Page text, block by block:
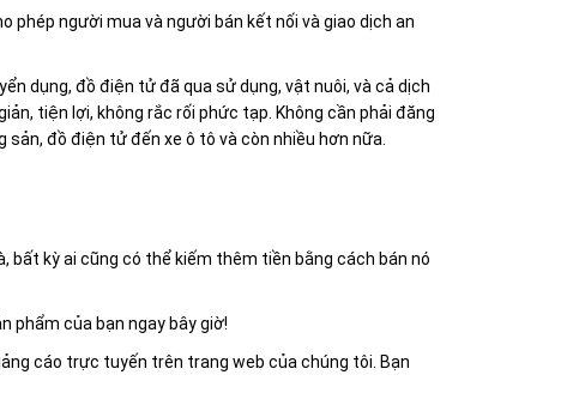
người mua và người bán kết nối và giao dịch an
dụng, đồ điện tử đã qua sử dụng, vật nuôi, và cả dịch
tiện lợi, không rắc rối phức tạp. Không cần phải đăng
đồ điện tử đến xe ô tô và còn nhiều hơn nữa.
bất kỳ ai cũng có thể kiếm thêm tiền bằng cách bán nó
phẩm của bạn ngay bây giờ!
cáo trực tuyến trên trang web của chúng tôi. Bạn